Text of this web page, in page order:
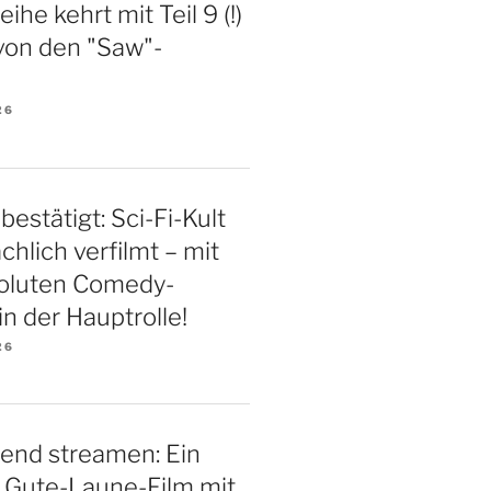
kehrt mit Teil 9 (!)
den "Saw"-
Sci-Fi-Kult
verfilmt – mit
Comedy-
der Hauptrolle!
streamen: Ein